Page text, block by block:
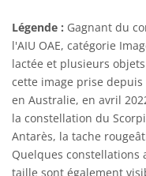
Légende : Gagnant du
l'AIU OAE, catégorie
lactée et plusieurs
cette image prise
en Australie, en avril
la constellation du
Antarès, la tache
Quelques
taille sont également